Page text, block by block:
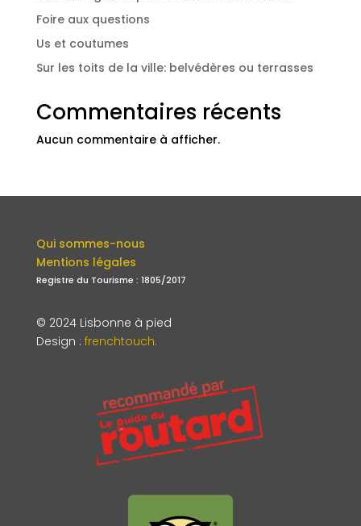
Foire aux questions
Us et coutumes
Sur les toits de la ville: belvédères ou terrasses
Commentaires récents
Aucun commentaire à afficher.
Qui sommes-nous
Mentions légales
Registre du Tourisme : 1805/2017
© 2024 Lisbonne à pied
Design : frenchtouch.